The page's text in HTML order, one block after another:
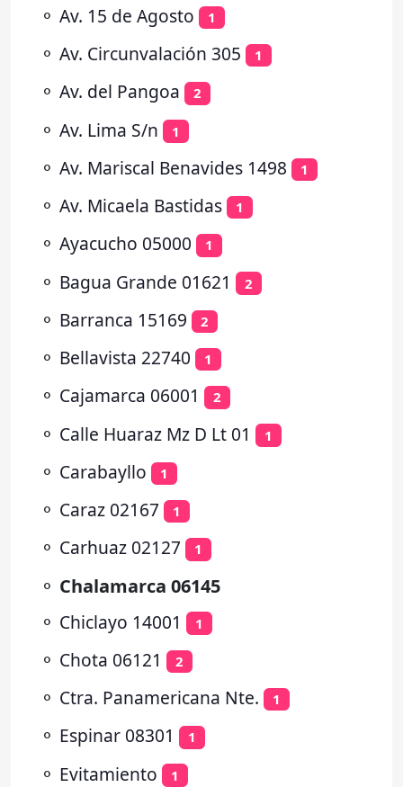
⚬ Av. 15 de Agosto 1
⚬ Av. Circunvalación 305 1
⚬ Av. del Pangoa 2
⚬ Av. Lima S/n 1
⚬ Av. Mariscal Benavides 1498 1
⚬ Av. Micaela Bastidas 1
⚬ Ayacucho 05000 1
⚬ Bagua Grande 01621 2
⚬ Barranca 15169 2
⚬ Bellavista 22740 1
⚬ Cajamarca 06001 2
⚬ Calle Huaraz Mz D Lt 01 1
⚬ Carabayllo 1
⚬ Caraz 02167 1
⚬ Carhuaz 02127 1
⚬ Chalamarca 06145
⚬ Chiclayo 14001 1
⚬ Chota 06121 2
⚬ Ctra. Panamericana Nte. 1
⚬ Espinar 08301 1
⚬ Evitamiento 1